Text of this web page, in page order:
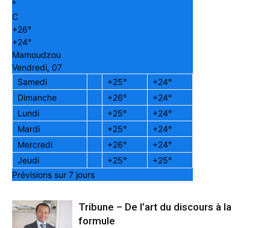
°
C
+26°
+24°
Mamoudzou
Vendredi, 07
Samedi
+25° +24°
Dimanche
+26° +24°
Lundi
+25° +24°
Mardi
+25° +24°
Mercredi
+26° +24°
Jeudi
+25° +25°
Prévisions sur 7 jours
Tribune – De l’art du discours à la
formule